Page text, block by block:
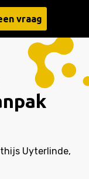
vraag
Uyterlinde,